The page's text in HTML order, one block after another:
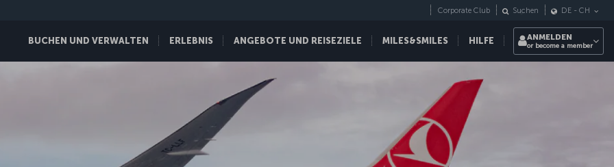
BUCHEN UND VERWALTEN ERLEBNIS ANGEBOTE UND REISEZIELE MILES&SMILES HILFE
Corporate Club Suchen DE - CH
ANMELDEN
or become a member